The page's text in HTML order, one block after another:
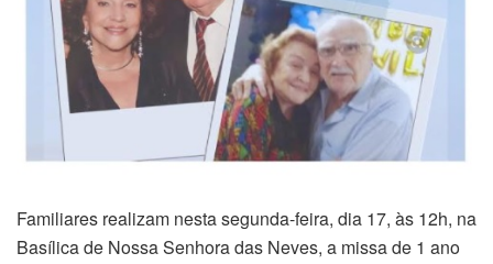
Familiares realizam nesta segunda-feira, dia 17, às 12h, na
Basílica de Nossa Senhora das Neves, a missa de 1 ano